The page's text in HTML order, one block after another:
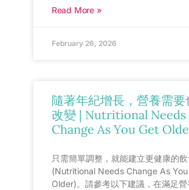
Read More »
February 26, 2026
隨著年紀增長，營養需要
改變 | Nutritional Needs
Change As You Get
只需簡單調整，就能建立更健康的
(Nutritional Needs Change As You
Older)。請參考以下建議，在滿足